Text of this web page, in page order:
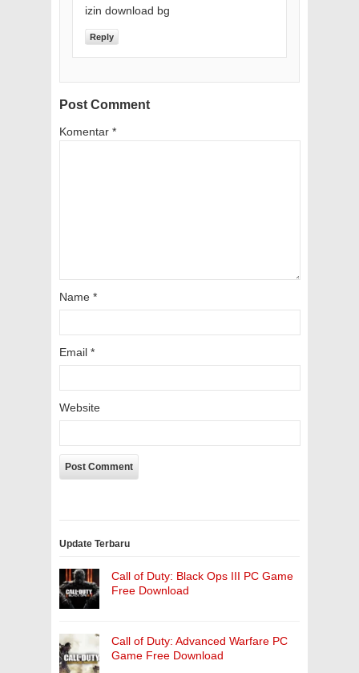
izin download bg
Reply
Post Comment
Komentar *
Name *
Email *
Website
Update Terbaru
Call of Duty: Black Ops III PC Game
Free Download
Call of Duty: Advanced Warfare PC
Game Free Download